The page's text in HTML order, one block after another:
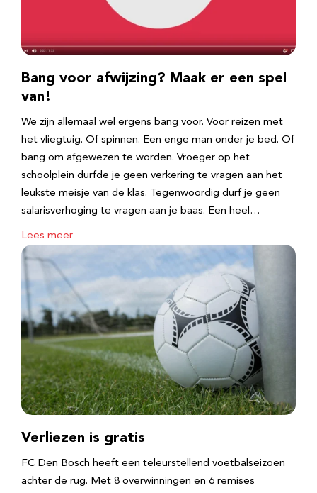
Bang voor afwijzing? Maak er een spel
van!
We zijn allemaal wel ergens bang voor. Voor reizen met
het vliegtuig. Of spinnen. Een enge man onder je bed. Of
bang om afgewezen te worden. Vroeger op het
schoolplein durfde je geen verkering te vragen aan het
leukste meisje van de klas. Tegenwoordig durf je geen
salarisverhoging te vragen aan je baas. Een heel…
Lees meer
Verliezen is gratis
FC Den Bosch heeft een teleurstellend voetbalseizoen
achter de rug. Met 8 overwinningen en 6 remises